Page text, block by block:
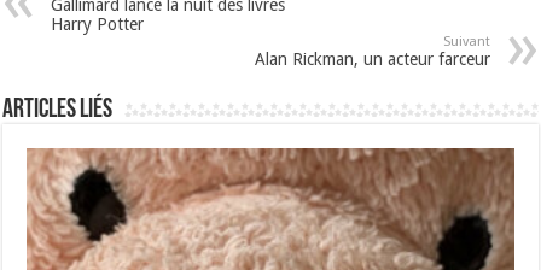
Gallimard lance la nuit des livres
Harry Potter
Suivant
Alan Rickman, un acteur farceur
Articles liés